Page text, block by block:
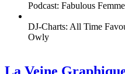
Podcast: Fabulous
DJ-Charts: All Time
Owly